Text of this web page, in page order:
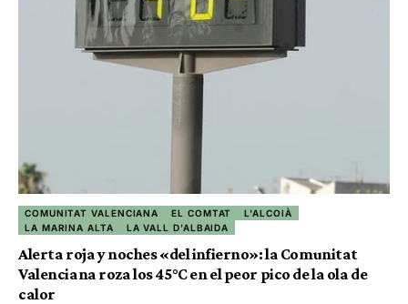
COMUNITAT VALENCIANA EL COMTAT
L'ALCOIÀ
LA MARINA ALTA
LA VALL D'ALBAIDA
Alerta roja y noches «del infierno»: la Comunitat
Valenciana roza los 45°C en el peor pico de la ola de
calor